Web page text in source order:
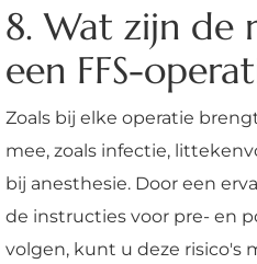
8. Wat zijn de
een FFS-
Zoals bij elke operatie
mee, zoals infectie,
bij anesthesie. Door een
de instructies voor pre- en
volgen, kunt u deze risico's